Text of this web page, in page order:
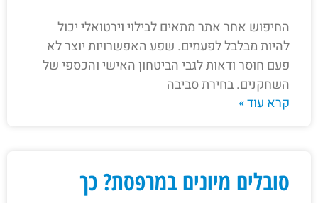
החיפוש אחר אתר מתאים לבילוי וירטואלי יכול
להיות מבלבל לפעמים. שפע האפשרויות יוצר לא
פעם חוסר ודאות לגבי הביטחון האישי והכספי של
השחקנים. בחירת סביבה
קרא עוד »
סובלים מיונים במרפסת? כך